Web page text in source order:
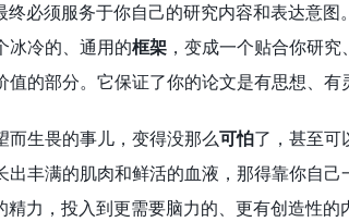
终必须服务于你自己的研究内容和表达意
冰冷的、通用的框架 ，变成一个贴合你研
的部分。它保证了你的论文是有思想、有
而生畏的事儿，变得没那么可怕了，甚至可
丰满的肌肉和鲜活的血液，那得靠你自
精力，投入到更需要脑力的、更有创造性